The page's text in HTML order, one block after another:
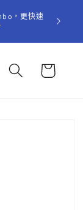
，更快速
型
物